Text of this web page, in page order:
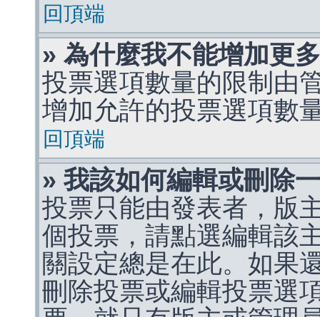
回頂端
» 為什麼我不能增加更
投票選項數量的限制由
增加允許的投票選項數
回頂端
» 我該如何編輯或刪除
投票只能由發表者，版
個投票，請點選編輯該
關設定總是在此。如果
刪除投票或編輯投票選